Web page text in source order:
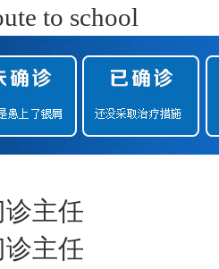
to school
主任
主任